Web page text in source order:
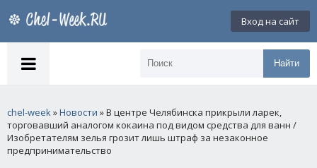
Вход на сайт
Найти
chel-week»Новости » В центре Челябинска прикрыли ларек,
торговавший аналогом кокаина под видом средства для ванн /
Изобретателям зелья грозит лишь штраф за незаконное
предпринимательство